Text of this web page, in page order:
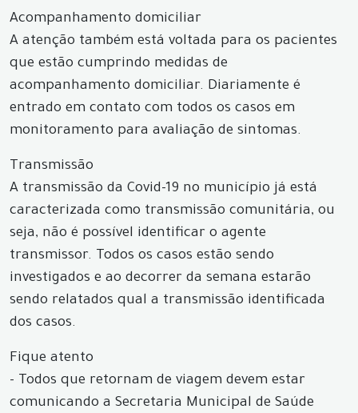
Acompanhamento domiciliar
A atenção também está voltada para os pacientes
que estão cumprindo medidas de
acompanhamento domiciliar. Diariamente é
entrado em contato com todos os casos em
monitoramento para avaliação de sintomas.
Transmissão
A transmissão da Covid-19 no município já está
caracterizada como transmissão comunitária, ou
seja, não é possível identificar o agente
transmissor. Todos os casos estão sendo
investigados e ao decorrer da semana estarão
sendo relatados qual a transmissão identificada
dos casos.
Fique atento
- Todos que retornam de viagem devem estar
comunicando a Secretaria Municipal de Saúde